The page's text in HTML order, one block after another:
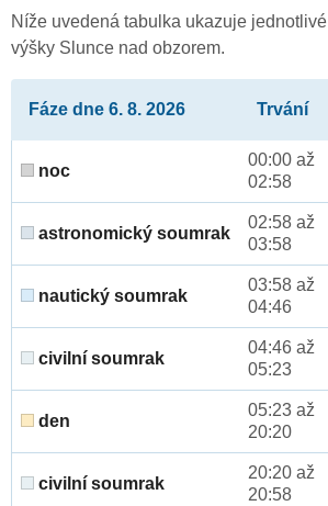
Níže uvedená tabulka ukazuje jednotlivé
výšky Slunce nad obzorem.
Fáze dne 6. 8. 2026 Trvání
noc
00:00 až
02:58
astronomický soumrak
02:58 až
03:58
nautický soumrak
03:58 až
04:46
civilní soumrak
04:46 až
05:23
den
05:23 až
20:20
civilní soumrak
20:20 až
20:58